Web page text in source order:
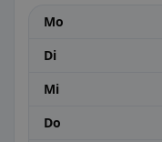
Mo
Di
Mi
Do